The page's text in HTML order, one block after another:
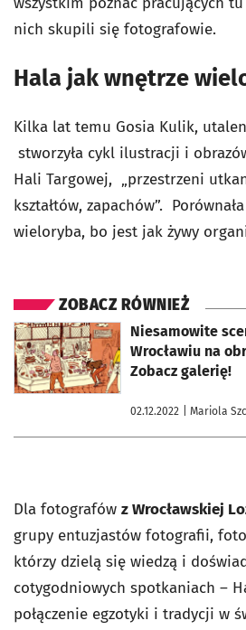
nich skupili się fotografowie.
Hala jak wnętrze
Kilka lat temu Gosia Kulik,
stworzyła cykl ilustracji i
Hali Targowej, „przestrzeni
kształtów, zapachów”.
wieloryba, bo jest jak żywy
ZOBACZ RÓWNIEŻ
Niesamowite
Wrocławiu na
Zobacz galerię!
02.12.2022 | Mariola
otworzy się w nowej karcie
Dla fotografów z Wrocławskiej
grupy entuzjastów fotografii,
którzy dzielą się wiedzą i
cotygodniowych spotkaniach –
połączenie egzotyki i tradycji w